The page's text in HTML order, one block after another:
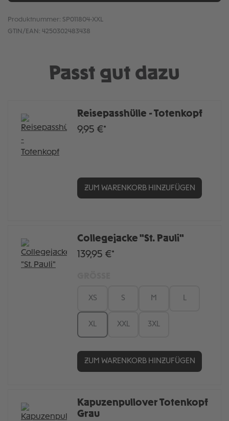
Produktnummer: SP011804-XXL
GTIN/EAN: 4250302483438
Passt gut dazu
Reisepasshülle - Totenkopf
9,95 €*
ZUM WARENKORB HINZUFÜGEN
Collegejacke "St. Pauli"
139,95 €*
XS S M L
XL XXL 3XL
ZUM WARENKORB HINZUFÜGEN
Kapuzenpullover Totenkopf
Grau